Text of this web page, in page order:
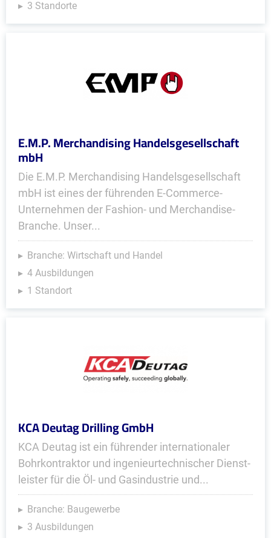
3 Standorte
E.M.P. Merchandising Handelsgesellschaft
mbH
Die E.M.P. Merchandising Handelsgesellschaft
mbH ist eines der führenden E-Commerce-
Unternehmen der Fashion- und Merchandise-
Branche. Unser...
Branche: Wirtschaft und Handel
4 Ausbildungen
1 Standort
KCA Deutag Drilling GmbH
KCA Deutag ist ein führ­ender inter­nationaler
Bohr­kon­traktor und ingenieur­technischer Dienst­
leister für die Öl- und Gas­industrie und...
Branche: Baugewerbe
3 Ausbildungen